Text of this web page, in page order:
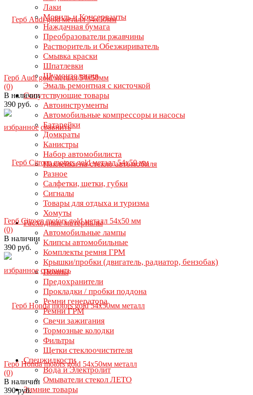
Лаки
Мовиль и Консерванты
Наждачная бумага
Преобразователи ржавчины
Растворитель и Обезжириватель
Смывка краски
Шпатлевки
Шумоизоляция
Эмаль ремонтная с кисточкой
Сопутствующие товары
Автоинструменты
Автомобильные компрессоры и насосы
Батарейки
Домкраты
Канистры
Набор автомобилиста
Наклейки на стекло автомобиля
Разное
Салфетки, щетки, губки
Сигналы
Товары для отдыха и туризма
Хомуты
Расходные материалы
Автомобильные лампы
Клипсы автомобильные
Комплекты ремня ГРМ
Крышки/пробки (двигатель, радиатор, бензобак)
Помпы
Предохранители
Прокладки / пробки поддона
Ремни генератора
Ремни ГРМ
Свечи зажигания
Тормозные колодки
Фильтры
Щетки стеклоочистителя
Спецжидкости
Вода и Электролит
Омыватели стекол ЛЕТО
Зимние товары
избранное сравнить
Герб Audi gold металл 54х50мм
(0)
В наличии
390 руб.
избранное сравнить
Герб Citroen motors gold металл 54х50 мм
(0)
В наличии
390 руб.
Герб Honda motors gold 54х50мм металл
(0)
В наличии
390 руб.